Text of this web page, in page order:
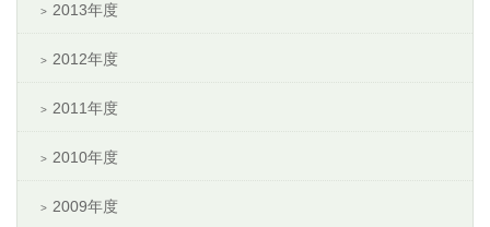
2013年度
2012年度
2011年度
2010年度
2009年度